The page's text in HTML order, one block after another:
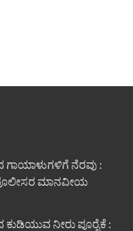
ಗಾಯಾಳುಗಳಿಗೆ ನೆರವು :
ಮಾನವೀಯ
ಕುಡಿಯುವ ನೀರು ಪೂರೈಕೆ :